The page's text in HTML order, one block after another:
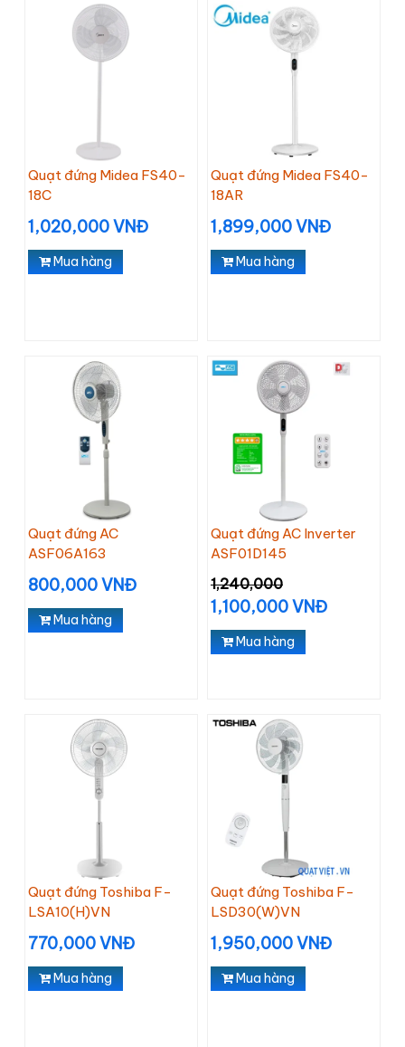
Quạt đứng Midea FS40-
18C
1,020,000 VNĐ
Mua hàng
Quạt đứng Midea FS40-
18AR
1,899,000 VNĐ
Mua hàng
Quạt đứng AC
ASF06A163
800,000 VNĐ
Mua hàng
Quạt đứng AC Inverter
ASF01D145
1,240,000
1,100,000 VNĐ
Mua hàng
Quạt đứng Toshiba F-
LSA10(H)VN
770,000 VNĐ
Mua hàng
Quạt đứng Toshiba F-
LSD30(W)VN
1,950,000 VNĐ
Mua hàng